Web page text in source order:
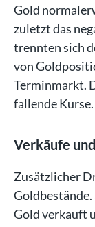
Gold
zuletzt das
trennten sich
von
Terminmarkt.
fallende Kurse.
Verkäufe
Zusätzlicher
Gold verkauft